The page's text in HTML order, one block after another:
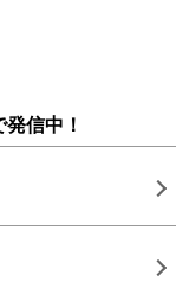
信中！